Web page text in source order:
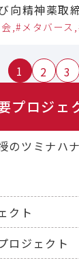
向精神薬取
メタバース
1 2 3
プロジェ
のツミナハ
クト
ロジェクト